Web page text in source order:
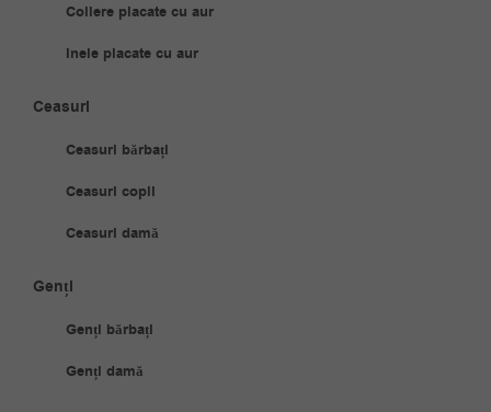
Coliere placate cu aur
Inele placate cu aur
Ceasuri
Ceasuri bărbați
Ceasuri copii
Ceasuri damă
Genți
Genți bărbați
Genți damă